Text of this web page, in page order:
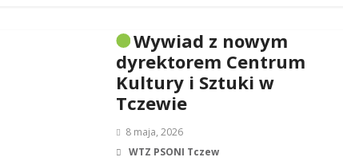
Wywiad z nowym
dyrektorem Centrum
Kultury i Sztuki w
Tczewie
8 maja, 2026
WTZ PSONI Tczew